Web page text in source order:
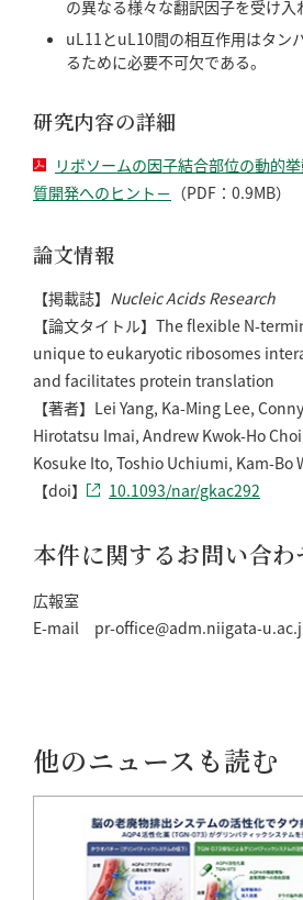
の異なる様々な翻訳因子を受け入
uL11とuL10間の相互作用はタン
るために必要不可欠である。
研究内容の詳細
リボソームの因子結合部位の動的
質開発へのヒント－ （PDF：0.9MB）
論文情報
【掲載誌】 Nucleic Acids Research
【論文タイトル】The flexible N-
unique to eukaryotic ribosomes
and facilitates protein translation
【著者】Lei Yang, Ka-Ming Lee,
Hirotatsu Imai, Andrew Kwok-Ho
Kosuke Ito, Toshio Uchiumi, Kam-Bo
【doi】
10.1093/nar/gkac292
本件に関するお問い合わ
広報室
E-mail pr-office@adm.niigata-
他のニュースも読む